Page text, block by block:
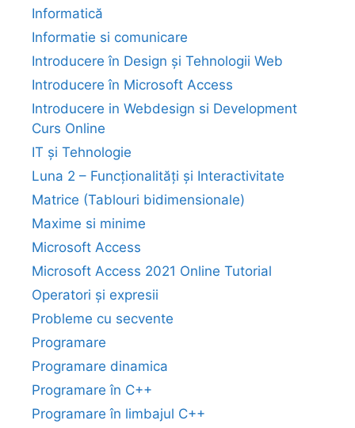
Informatică
Informatie si comunicare
Introducere în Design și Tehnologii Web
Introducere în Microsoft Access
Introducere in Webdesign si Development
Curs Online
IT și Tehnologie
Luna 2 – Funcționalități și Interactivitate
Matrice (Tablouri bidimensionale)
Maxime si minime
Microsoft Access
Microsoft Access 2021 Online Tutorial
Operatori și expresii
Probleme cu secvente
Programare
Programare dinamica
Programare în C++
Programare în limbajul C++